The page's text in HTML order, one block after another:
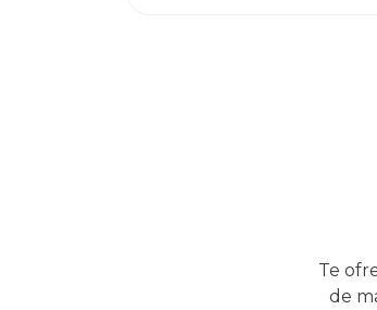
Te
de